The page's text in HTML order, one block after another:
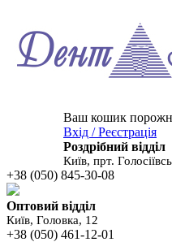
Ваш кошик
Вхід / Реєстрація
Роздрібний відділ
Київ, прт.
+38 (050) 845-30-08
Оптовий відділ
Київ, Головка, 12
+38 (050) 461-12-01